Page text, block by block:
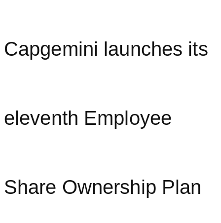
Capgemini launches its
eleventh Employee
Share Ownership Plan